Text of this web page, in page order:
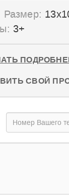
Размер:
3+
СВОЙ